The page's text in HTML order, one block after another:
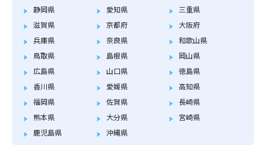
静岡県
愛知県
三重県
滋賀県
京都府
大阪府
兵庫県
奈良県
和歌山県
鳥取県
島根県
岡山県
広島県
山口県
徳島県
香川県
愛媛県
高知県
福岡県
佐賀県
長崎県
熊本県
大分県
宮崎県
鹿児島県
沖縄県